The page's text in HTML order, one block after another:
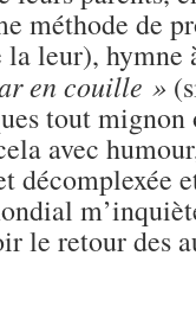
méthode de
la leur),
en couille »
tout mignon
avec
décomplexée
le retour des